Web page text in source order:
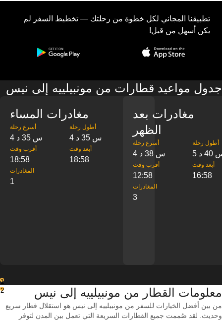
تطبيقنا المجاني لكل خطوة من رحلتك — تخطيط السفر لم
يكن أسهل من قبل!
جدول مواعيد قطارات من مونبيلييه إلى نيس
مغادرات المساء
‎أسرع رحلة
4 س 35 د
‎أطول رحلة
4 س 35 د
‎أقرب وقت
18:58
‎أبعد وقت
18:58
‎المغادرات
1
مغادرات بعد
الظهر
‎أسرع رحلة
4 س 38 د
‎أطول رحلة
40 د
‎أقرب وقت
12:58
‎أبعد وقت
16:58
‎المغادرات
3
1
2
معلومات القطار من ‎مونبيلييه إلى ‎نيس
من بين أفضل الخيارات للسفر من مونبيلييه إلى نيس هو استقلال قطار سريع
وحديث. لقد صُممت جميع القطارات السريعة التي تعمل بين المدن لتوفر